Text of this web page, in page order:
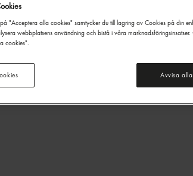
besök på denna webbplats måste du vara 20 år
JAG ÄR UNDER 20 ÅR JAG ÄR 20 ÅR
"Acceptera alla cookies" samtycker du till lagring av Cookies på din
webbplatsens användning och bistå i våra
cookies".
Avvisa alla